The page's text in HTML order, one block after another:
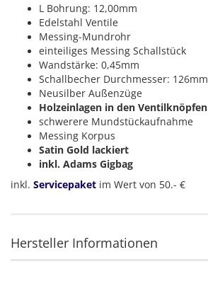
L Bohrung: 12,00mm
Edelstahl Ventile
Messing-Mundrohr
einteiliges Messing Schallstück
Wandstärke: 0,45mm
Schallbecher Durchmesser: 126mm
Neusilber Außenzüge
Holzeinlagen in den Ventilknöpfen
schwerere Mundstückaufnahme
Messing Korpus
Satin Gold lackiert
inkl. Adams Gigbag
inkl. Servicepaket im Wert von 50.- €
Hersteller Informationen